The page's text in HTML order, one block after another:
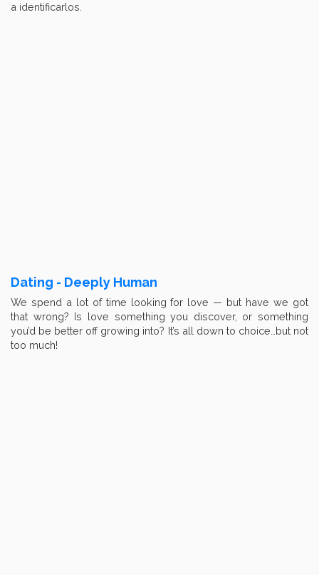
a identificarlos.
Dating - Deeply Human
We spend a lot of time looking for love — but have we got
that wrong? Is love something you discover, or something
you’d be better off growing into? It’s all down to choice…but not
too much!